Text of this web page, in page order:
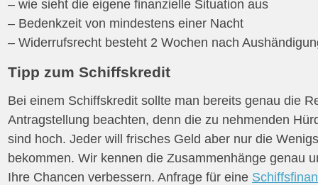
– wie sieht die eigene finanzielle Situation aus
– Bedenkzeit von mindestens einer Nacht
– Widerrufsrecht besteht 2 Wochen nach
Tipp zum Schiffskredit
Bei einem Schiffskredit sollte man bereits genau die
Antragstellung beachten, denn die zu nehmenden
sind hoch. Jeder will frisches Geld aber nur die
bekommen. Wir kennen die Zusammenhänge genau
Ihre Chancen verbessern. Anfrage für eine